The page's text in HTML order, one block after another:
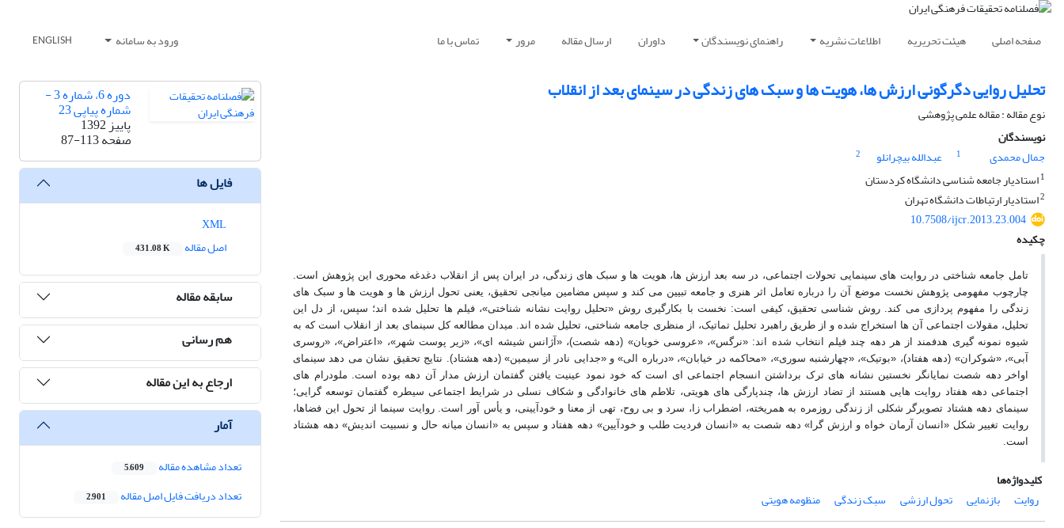
صفحه اصلی هیئت تحریریه اطلاعات نشریه راهنمای نویسندگان داوران ارسال مقاله مرور تماس با ما ورود به سامانه ENGLISH
تحلیل روایی دگرگونی ارزش ها، هویت ها و سبک های زندگی در سینمای بعد از انقلاب
نوع مقاله : مقاله علمی پژوهشی
نویسندگان
جمال محمدی
1 عبدالله بیچرانلو
2
1استادیار جامعه شناسی دانشگاه کردستان
2استادیار ارتباطات دانشگاه تهران
10.7508/ijcr.2013.23.004
چکیده
تامل جامعه شناختی در روایت های سینمایی تحولات اجتماعی، در سه بعد ارزش ها، هویت ها و سبک های زندگی، در ایران پس از انقلاب دغدغه محوری این پژوهش است.
چارچوب مفهومی پژوهش نخست موضع آن را درباره تعامل اثر هنری و جامعه تبیین می کند و سپس مضامین میانجی تحقیق، یعنی تحول ارزش ها و هویت ها و سبک های
زندگی را مفهوم پردازی می کند. روش شناسی تحقیق، کیفی است: نخست با بکارگیری روش «تحلیل روایت نشانه شناختی»، فیلم ها تحلیل شده اند؛ سپس، از دل این
تحلیل، مقولات اجتماعی آن ها استخراج شده و از طریق راهبرد تحلیل تماتیک، از منظری جامعه شناختی، تحلیل شده اند. میدان مطالعه کل سینمای بعد از انقلاب است که به
شیوه نمونه گیری هدفمند از هر دهه چند فیلم انتخاب شده اند: «نرگس»، «عروسی خوبان» (دهه شصت)، «آژانس شیشه ای»، «زیر پوست شهر»، «اعتراض»، «روسری
آبی»، «شوکران» (دهه هفتاد)، «بوتیک»، «چهارشنبه سوری»، «محاکمه در خیابان»، «درباره الی» و «جدایی نادر از سیمین» (دهه هشتاد). نتایج تحقیق نشان می دهد سینمای
اواخر دهه شصت نمایانگر نخستین نشانه های ترک برداشتن انسجام اجتماعی ای است که خود نمود عینیت یافتن گفتمان ارزش مدار آن دهه بوده است. ملودرام های
اجتماعی دهه هفتاد روایت هایی هستند از تضاد ارزش ها، چندپارگی های هویتی، تلاطم های خانوادگی و شکاف نسلی در شرایط اجتماعی سیطره گفتمان توسعه گرایی؛
سینمای دهه هشتاد تصویرگر شکلی از زندگی روزمره به همریخته، اضطراب زا، سرد و بی روح، تهی از معنا و خودآیینی، و یأس آور است. روایت سینما از تحول این فضاها،
روایت تغییر شکل «انسان آرمان خواه و ارزش گرا» دهه شصت به «انسان فردیت طلب و خودآیین» دهه هفتاد و سپس به «انسان میانه حال و نسبیت اندیش» دهه هشتاد
است.
کلیدواژه‌ها
روایت
بازنمایی تحول ارزشی سبک زندگی منظومه هویتی
دوره 6، شماره 3 -
شماره پیاپی 23
پاییز 1392
صفحه87-113
فایل ها
اصل مقاله
431.08 K
سابقه مقاله
هم رسانی
ارجاع به این مقاله
آمار
تعداد مشاهده مقاله 5,609
تعداد دریافت فایل اصل مقاله 2,901